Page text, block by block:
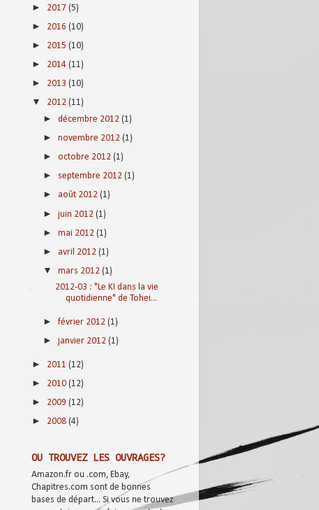
► 2017 (5)
► 2016 (10)
► 2015 (10)
► 2014 (11)
► 2013 (10)
▼ 2012 (11)
►décembre 2012(1)
►novembre 2012(1)
►octobre 2012(1)
► septembre 2012(1)
► août 2012(1)
►juin 2012(1)
►mai 2012(1)
► avril 2012(1)
▼mars 2012(1)
2012-03 : "Le KI dans la vie
quotidienne" de Tohei...
►février 2012(1)
►janvier 2012(1)
► 2011 (12)
► 2010 (12)
► 2009 (12)
► 2008 (4)
OU TROUVEZ LES OUVRAGES?
Amazon.fr ou .com, Ebay,
Chapitres.com sont de bonnes
bases de départ... Si vous ne trouvez